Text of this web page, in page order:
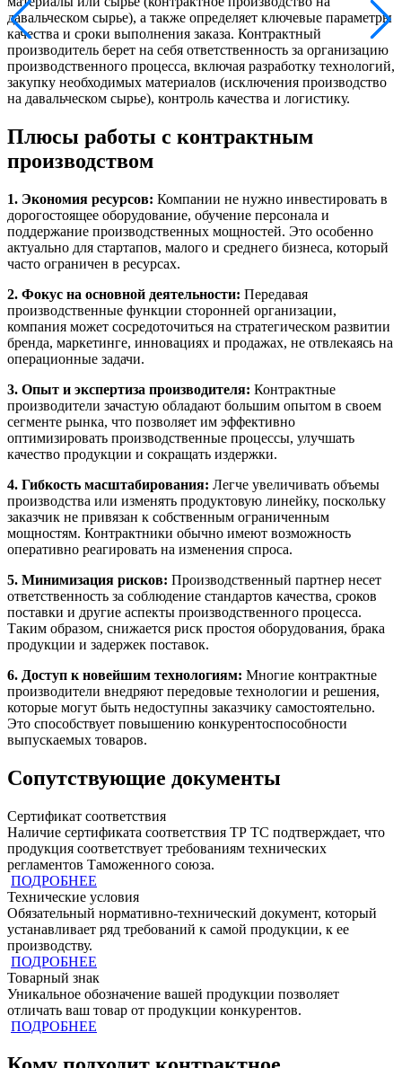
давальческом сырье), а также определяет ключевые параметры
качества и сроки выполнения заказа. Контрактный
производитель берет на себя ответственность за организацию
производственного процесса, включая разработку технологий,
закупку необходимых материалов (исключения производство
на давальческом сырье), контроль качества и логистику.
Плюсы работы с контрактным
производством
1. Экономия ресурсов: Компании не нужно инвестировать в
дорогостоящее оборудование, обучение персонала и
поддержание производственных мощностей. Это особенно
актуально для стартапов, малого и среднего бизнеса, который
часто ограничен в ресурсах.
2. Фокус на основной деятельности: Передавая
производственные функции сторонней организации,
компания может сосредоточиться на стратегическом развитии
бренда, маркетинге, инновациях и продажах, не отвлекаясь на
операционные задачи.
3. Опыт и экспертиза производителя: Контрактные
производители зачастую обладают большим опытом в своем
сегменте рынка, что позволяет им эффективно
оптимизировать производственные процессы, улучшать
качество продукции и сокращать издержки.
4. Гибкость масштабирования: Легче увеличивать объемы
производства или изменять продуктовую линейку, поскольку
заказчик не привязан к собственным ограниченным
мощностям. Контрактники обычно имеют возможность
оперативно реагировать на изменения спроса.
5. Минимизация рисков: Производственный партнер несет
ответственность за соблюдение стандартов качества, сроков
поставки и другие аспекты производственного процесса.
Таким образом, снижается риск простоя оборудования, брака
продукции и задержек поставок.
6. Доступ к новейшим технологиям: Многие контрактные
производители внедряют передовые технологии и решения,
которые могут быть недоступны заказчику самостоятельно.
Это способствует повышению конкурентоспособности
выпускаемых товаров.
Сопутствующие документы
Сертификат соответствия
Наличие сертификата соответствия ТР ТС подтверждает, что
продукция cоответствует требованиям технических
регламентов Таможенного союза.
ПОДРОБНЕЕ
Технические условия
Обязательный нормативно-технический документ, который
устанавливает ряд требований к самой продукции, к ее
производству.
ПОДРОБНЕЕ
Товарный знак
Уникальное обозначение вашей продукции позволяет
отличать ваш товар от продукции конкурентов.
ПОДРОБНЕЕ